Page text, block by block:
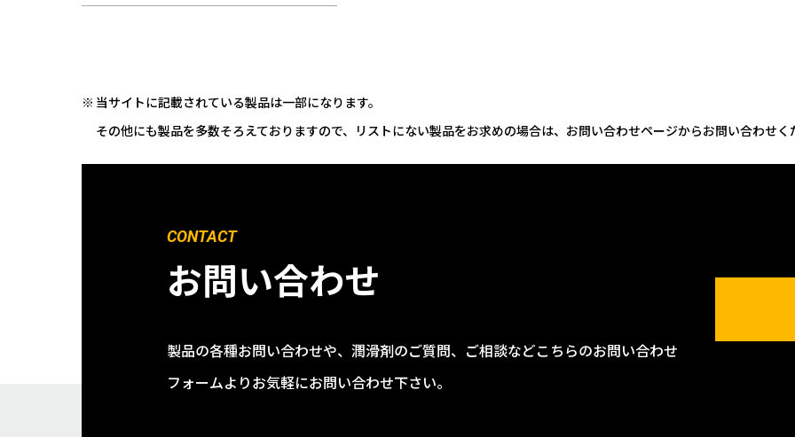
当サイトに記載されている製品は一部になります。
その他にも製品を多数そろえておりますので、リストにない製品をお求めの場合は、お問い合わせページからお問い合わせく
CONTACT
お問い合わせ
製品の各種お問い合わせや、潤滑剤のご質問、ご相談などこちらのお問い合わせ
フォームよりお気軽にお問い合わせ下さい。